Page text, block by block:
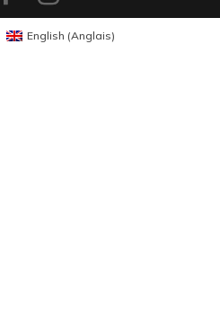
English (Anglais)